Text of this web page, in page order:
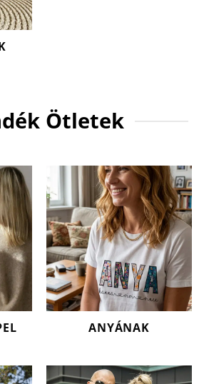
Ötletek
ANYÁNAK